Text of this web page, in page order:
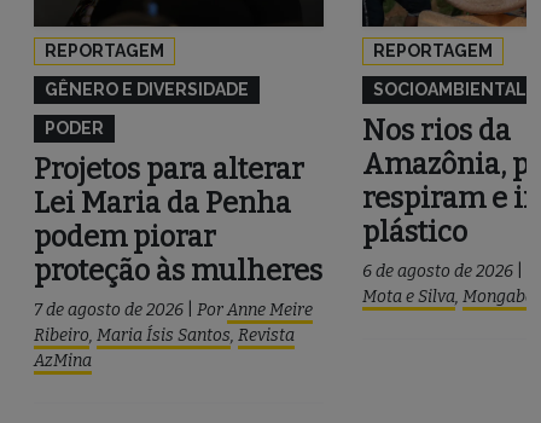
REPORTAGEM
GÊNERO E DIVERSIDADE
PODER
Projetos para alterar
Lei Maria da Penha
podem piorar
proteção às mulheres
7 de agosto de 2026 PorAnne Meire
Ribeiro, Maria Ísis Santos, Revista
AzMina
REPORTAGEM
SOCIOAMBIENTAL
Nos rios da
Amazônia,
respiram e
plástico
6 de agosto de 2026
Mota e Silva,